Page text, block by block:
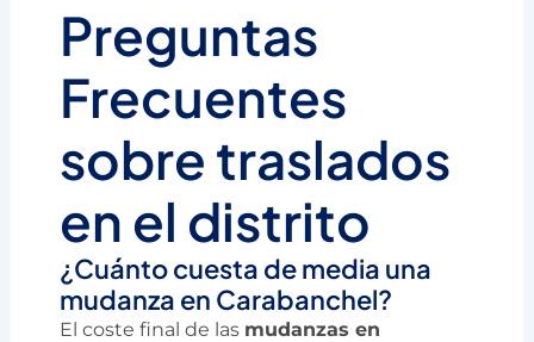
Preguntas
Frecuentes
sobre traslados
en el distrito
¿Cuánto cuesta de media una
mudanza en Carabanchel?
El coste final de las mudanzas en